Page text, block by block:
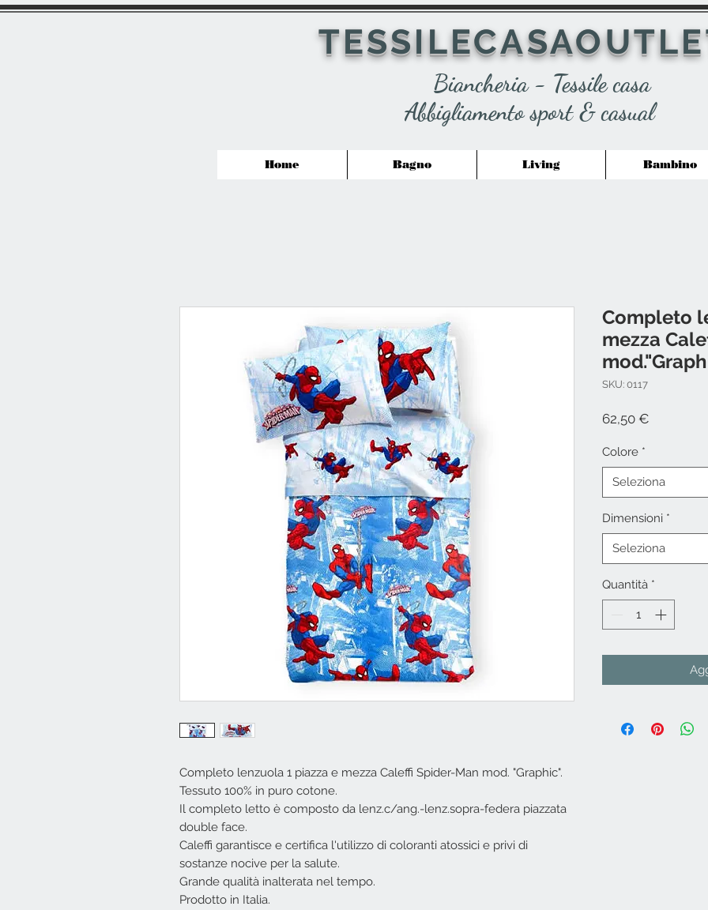
Biancheria - Tessile casa
Abbigliamento sport & casual
Home Bagno Living Bambino
Completo lenzuola 1 piazza e mezza Caleffi Spider-Man mod. "Graphic".
Tessuto 100% in puro cotone.
Il completo letto è composto da lenz.c/ang.-lenz.sopra-federa piazzata
double face.
Caleffi garantisce e certifica l'utilizzo di coloranti atossici e privi di
sostanze nocive per la salute.
Grande qualità inalterata nel tempo.
Prodotto in Italia.
Completo
mezza
SKU: 0117
62,50 €
Colore *
Seleziona
Dimensioni *
Seleziona
Quantità *